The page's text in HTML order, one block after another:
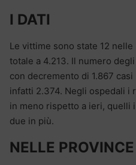
I DATI
Le vittime sono state 12
totale a 4.213. Il numero
con decremento di 1.867
infatti 2.374. Negli ospedali i
in meno rispetto a ieri, quelli
due in più.
NELLE PROVINCE